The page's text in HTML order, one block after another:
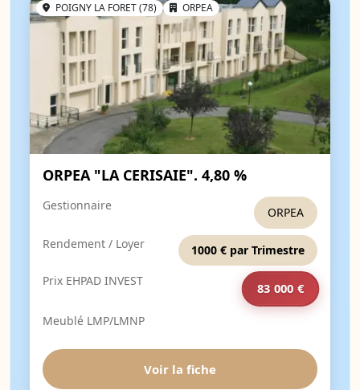
POIGNY LA FORET (78) ORPEA
ORPEA "LA CERISAIE". 4,80 %
Gestionnaire ORPEA
Rendement / Loyer
1000 € par Trimestre
Prix EHPAD INVEST
83 000 €
Meublé LMP/LMNP
Voir la fiche